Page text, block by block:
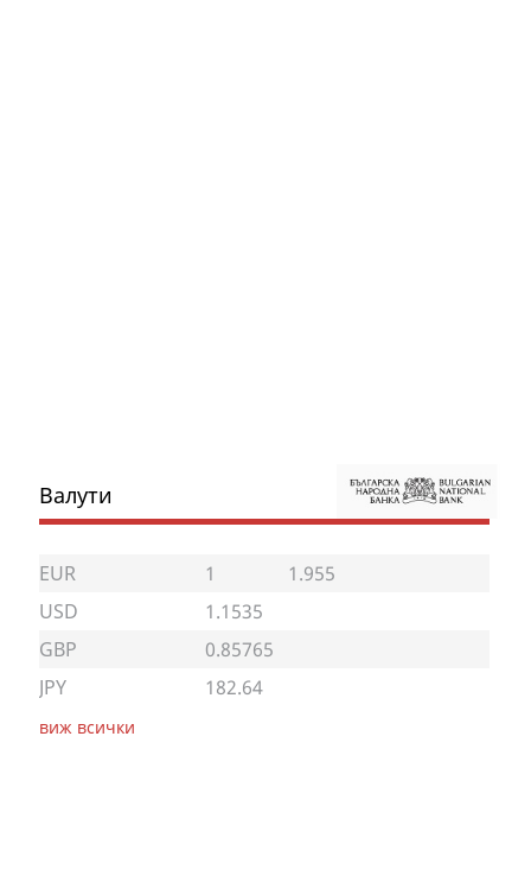
Валути
EUR 1
1.955
USD
1.1535
GBP
0.85765
JPY
182.64
виж всички